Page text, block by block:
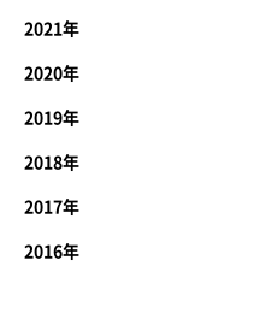
2021年
2020年
2019年
2018年
2017年
2016年